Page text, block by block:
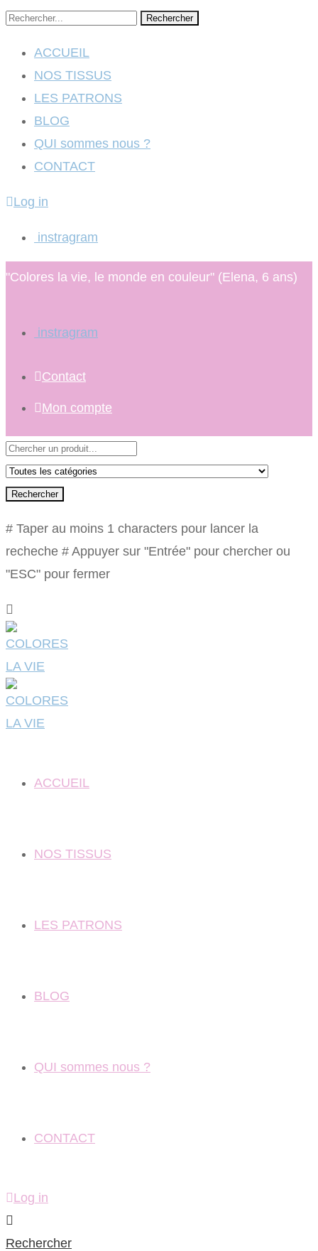
Rechercher
ACCUEIL
NOS TISSUS
LES PATRONS
BLOG
QUI sommes nous ?
CONTACT
Log in
instragram
"Colores la vie, le monde en couleur" (Elena, 6 ans)
instragram
Contact
Mon compte
Rechercher
# Taper au moins 1 characters pour lancer la
recheche # Appuyer sur "Entrée" pour chercher ou
"ESC" pour fermer
ACCUEIL
NOS TISSUS
LES PATRONS
BLOG
QUI sommes nous ?
CONTACT
Log in
Rechercher